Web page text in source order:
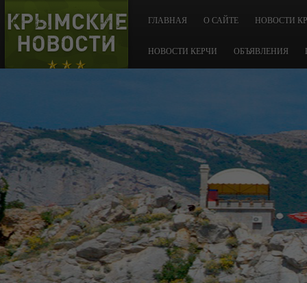
КРЫМСКИЕ
НОВОСТИ
ГЛАВНАЯ О САЙТЕ НОВОСТИ
НОВОСТИ КЕРЧИ ОБЪЯВЛЕНИЯ